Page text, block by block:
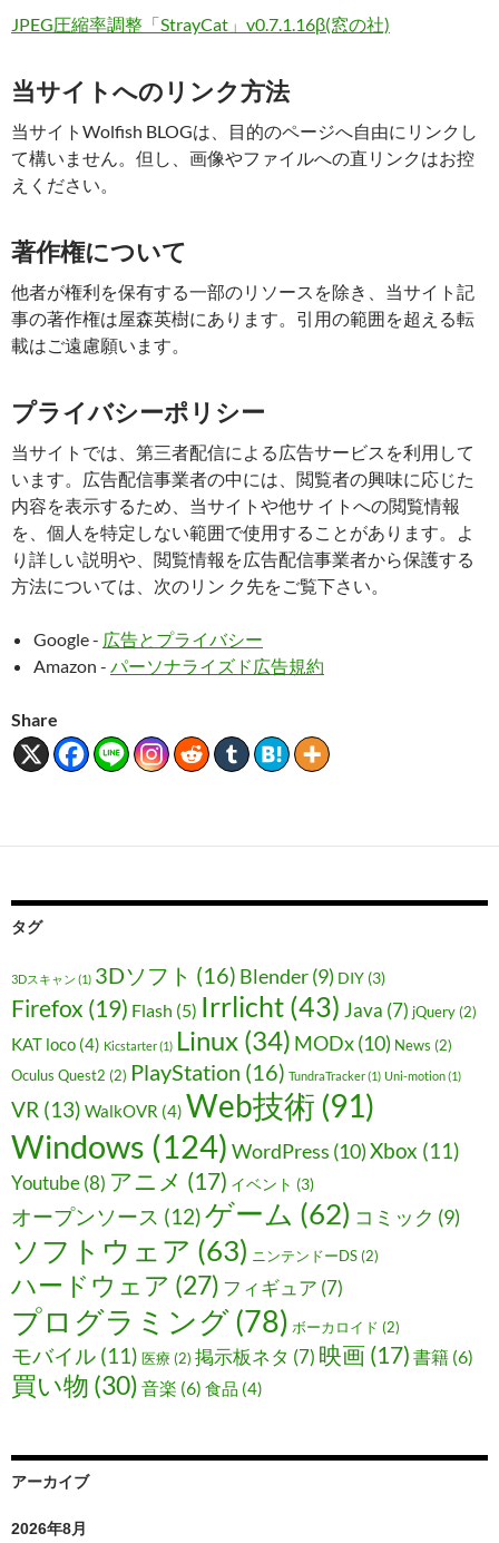
JPEG圧縮率調整「StrayCat」v0.7.1.16β(窓の社)
当サイトへのリンク方法
当サイトWolfish BLOGは、目的のページへ自由にリンクし
て構いません。但し、画像やファイルへの直リンクはお控
えください。
著作権について
他者が権利を保有する一部のリソースを除き、当サイト記
事の著作権は屋森英樹にあります。引用の範囲を超える転
載はご遠慮願います。
プライバシーポリシー
当サイトでは、第三者配信による広告サービスを利用して
います。広告配信事業者の中には、閲覧者の興味に応じた
内容を表示するため、当サイトや他サ イトへの閲覧情報
を、個人を特定しない範囲で使用することがあります。よ
り詳しい説明や、閲覧情報を広告配信事業者から保護する
方法については、次のリン ク先をご覧下さい。
Google - 広告とプライバシー
Amazon - パーソナライズド広告規約
Share
タグ
3Dスキャン (1) 3Dソフト (16) Blender(9) DIY (3)
Firefox (19) Flash (5) Irrlicht (43) Java (7) jQuery (2)
KAT loco (4) Kicstarter(1) Linux (34) MODx(10) News (2)
Oculus Quest2 (2) PlayStation (16) TundraTracker(1) Uni-motion(1)
VR (13) WalkOVR (4) Web技術 (91)
Windows (124) WordPress (10)Xbox (11)
Youtube(8) アニメ (17) イベント (3)
オープンソース (12)ゲーム (62) コミック (9)
ソフトウェア (63) ニンテンドーDS (2)
ハードウェア (27) フィギュア (7)
プログラミング(78) ボーカロイド (2)
モバイル (11) 医療 (2) 掲示板ネタ (7) 映画 (17) 書籍 (6)
買い物 (30) 音楽 (6) 食品 (4)
アーカイブ
2026年8月